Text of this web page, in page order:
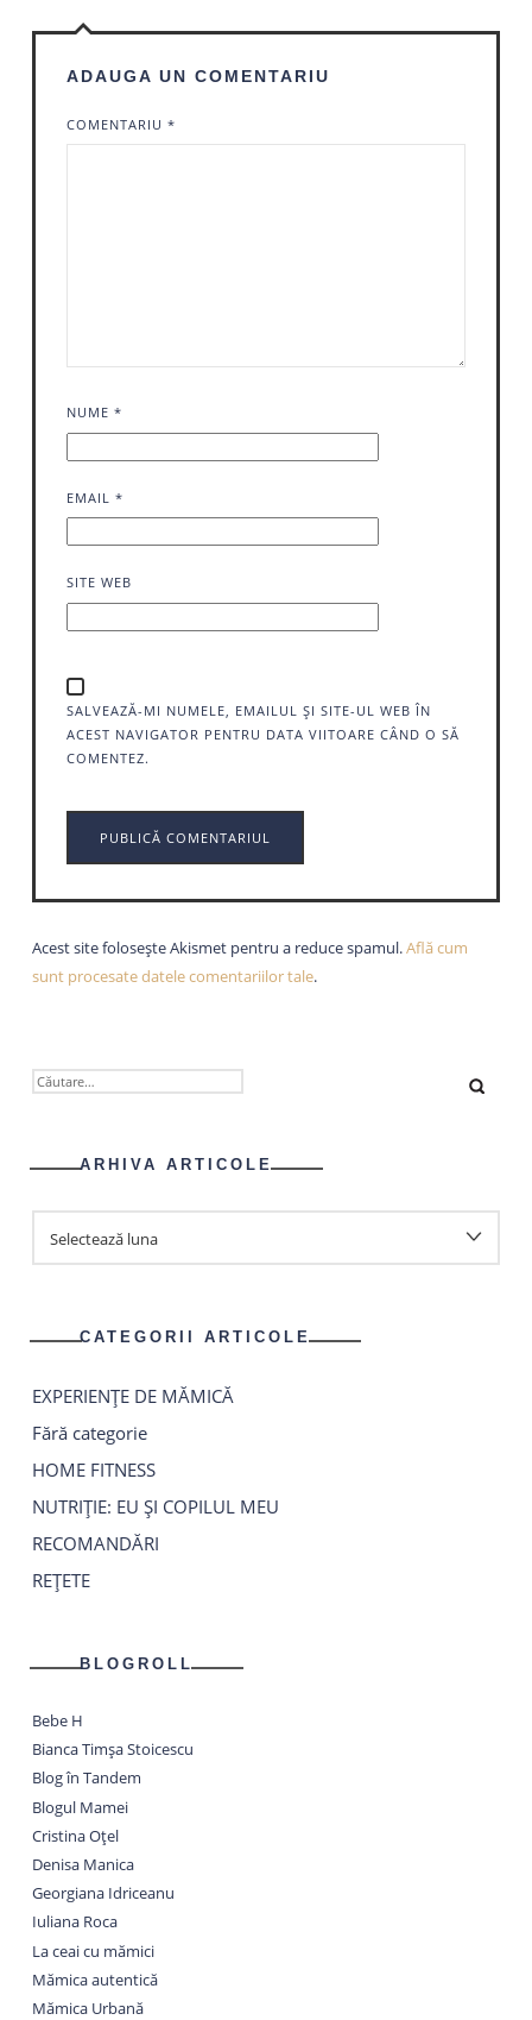
ADAUGA UN COMENTARIU
COMENTARIU *
NUME *
EMAIL *
SITE WEB
SALVEAZĂ-MI NUMELE, EMAILUL ȘI SITE-UL WEB ÎN
ACEST NAVIGATOR PENTRU DATA VIITOARE CÂND O SĂ
COMENTEZ.
Acest site folosește Akismet pentru a reduce spamul.Află cum
sunt procesate datele comentariilor tale.
CAUTĂ
DUPĂ:
ARHIVA ARTICOLE
ARTICOLE
CATEGORII ARTICOLE
EXPERIENȚE DE MĂMICĂ
Fără categorie
HOME FITNESS
NUTRIȚIE: EU ȘI COPILUL MEU
RECOMANDĂRI
REȚETE
BLOGROLL
Bebe H
Bianca Timșa Stoicescu
Blog în Tandem
Blogul Mamei
Cristina Oțel
Denisa Manica
Georgiana Idriceanu
Iuliana Roca
La ceai cu mămici
Mămica autentică
Mămica Urbană